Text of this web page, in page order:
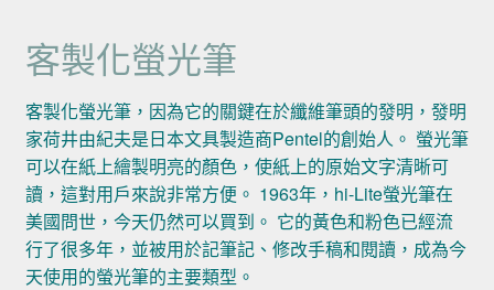
客製化螢光筆
客製化螢光筆，因為它的關鍵在於纖維筆頭的發明，發明
家荷井由紀夫是日本文具製造商Pentel的創始人。 螢光筆
可以在紙上繪製明亮的顏色，使紙上的原始文字清晰可
讀，這對用戶來說非常方便。 1963年，hi-Lite螢光筆在
美國問世，今天仍然可以買到。 它的黃色和粉色已經流
行了很多年，並被用於記筆記、修改手稿和閱讀，成為今
天使用的螢光筆的主要類型。